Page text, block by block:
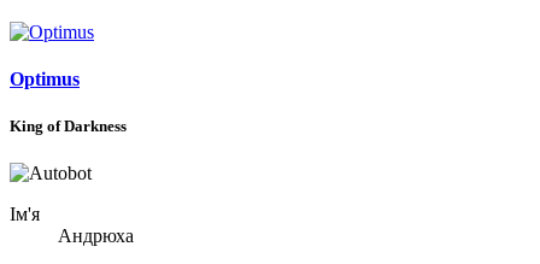
Optimus
King of Darkness
Ім'я
Андрюха